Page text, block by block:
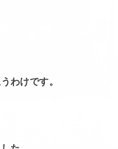
わけです。